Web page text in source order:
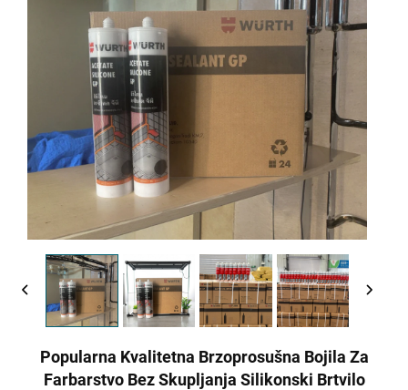
Popularna Kvalitetna Brzoprosušna Bojila Za
Farbarstvo Bez Skupljanja Silikonski Brtvilo